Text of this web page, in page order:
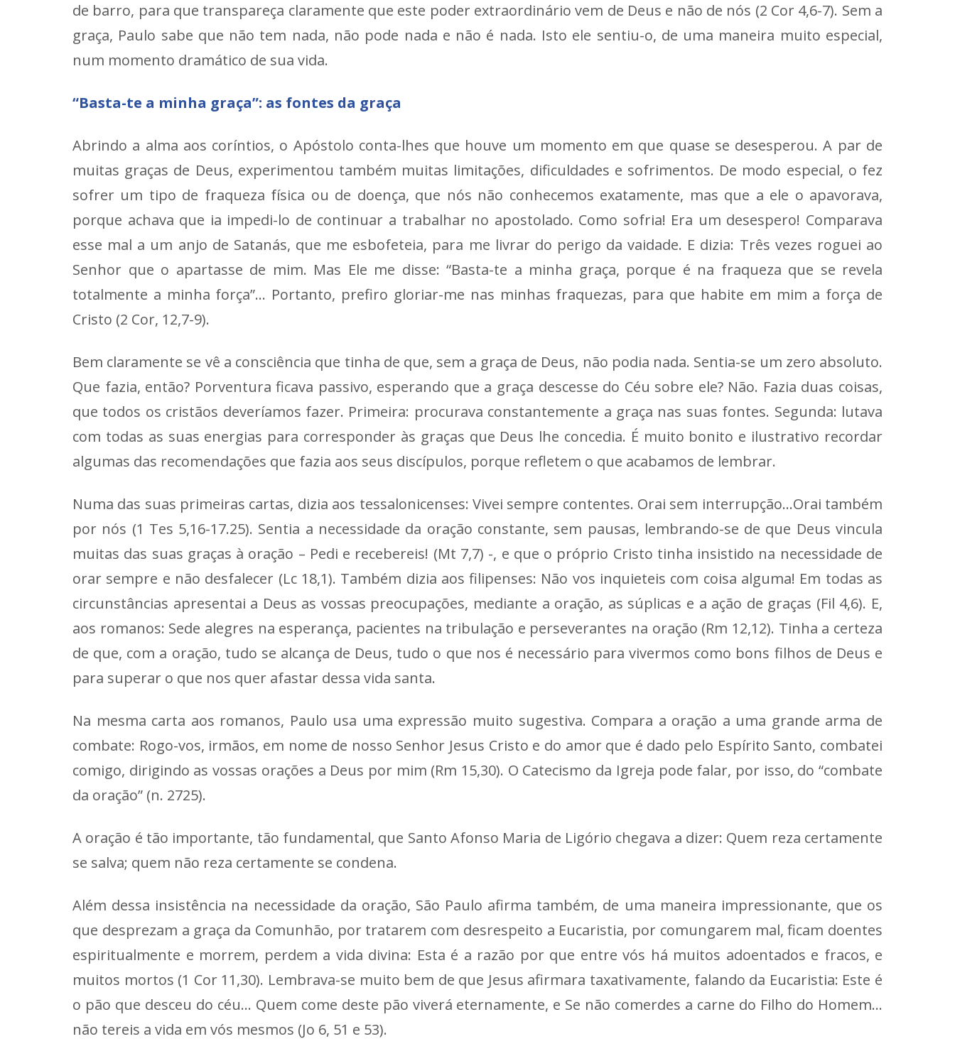
de barro, para que transpareça claramente que este poder extraordinário vem de Deus e não de nós (2 Cor 4,6-7). Sem a
graça, Paulo sabe que não tem nada, não pode nada e não é nada. Isto ele sentiu-o, de uma maneira muito especial,
num momento dramático de sua vida.
“Basta-te a minha graça”: as fontes da graça
Abrindo a alma aos coríntios, o Apóstolo conta-lhes que houve um momento em que quase se desesperou. A par de
muitas graças de Deus, experimentou também muitas limitações, dificuldades e sofrimentos. De modo especial, o fez
sofrer um tipo de fraqueza física ou de doença, que nós não conhecemos exatamente, mas que a ele o apavorava,
porque achava que ia impedi-lo de continuar a trabalhar no apostolado. Como sofria! Era um desespero! Comparava
esse mal a um anjo de Satanás, que me esbofeteia, para me livrar do perigo da vaidade. E dizia: Três vezes roguei ao
Senhor que o apartasse de mim. Mas Ele me disse: “Basta-te a minha graça, porque é na fraqueza que se revela
totalmente a minha força”… Portanto, prefiro gloriar-me nas minhas fraquezas, para que habite em mim a força de
Cristo (2 Cor, 12,7-9).
Bem claramente se vê a consciência que tinha de que, sem a graça de Deus, não podia nada. Sentia-se um zero absoluto.
Que fazia, então? Porventura ficava passivo, esperando que a graça descesse do Céu sobre ele? Não. Fazia duas coisas,
que todos os cristãos deveríamos fazer. Primeira: procurava constantemente a graça nas suas fontes. Segunda: lutava
com todas as suas energias para corresponder às graças que Deus lhe concedia. É muito bonito e ilustrativo recordar
algumas das recomendações que fazia aos seus discípulos, porque refletem o que acabamos de lembrar.
Numa das suas primeiras cartas, dizia aos tessalonicenses: Vivei sempre contentes. Orai sem interrupção…Orai também
por nós (1 Tes 5,16-17.25). Sentia a necessidade da oração constante, sem pausas, lembrando-se de que Deus vincula
muitas das suas graças à oração – Pedi e recebereis! (Mt 7,7) -, e que o próprio Cristo tinha insistido na necessidade de
orar sempre e não desfalecer (Lc 18,1). Também dizia aos filipenses: Não vos inquieteis com coisa alguma! Em todas as
circunstâncias apresentai a Deus as vossas preocupações, mediante a oração, as súplicas e a ação de graças (Fil 4,6). E,
aos romanos: Sede alegres na esperança, pacientes na tribulação e perseverantes na oração (Rm 12,12). Tinha a certeza
de que, com a oração, tudo se alcança de Deus, tudo o que nos é necessário para vivermos como bons filhos de Deus e
para superar o que nos quer afastar dessa vida santa.
Na mesma carta aos romanos, Paulo usa uma expressão muito sugestiva. Compara a oração a uma grande arma de
combate: Rogo-vos, irmãos, em nome de nosso Senhor Jesus Cristo e do amor que é dado pelo Espírito Santo, combatei
comigo, dirigindo as vossas orações a Deus por mim (Rm 15,30). O Catecismo da Igreja pode falar, por isso, do “combate
da oração” (n. 2725).
A oração é tão importante, tão fundamental, que Santo Afonso Maria de Ligório chegava a dizer: Quem reza certamente
se salva; quem não reza certamente se condena.
Além dessa insistência na necessidade da oração, São Paulo afirma também, de uma maneira impressionante, que os
que desprezam a graça da Comunhão, por tratarem com desrespeito a Eucaristia, por comungarem mal, ficam doentes
espiritualmente e morrem, perdem a vida divina: Esta é a razão por que entre vós há muitos adoentados e fracos, e
muitos mortos (1 Cor 11,30). Lembrava-se muito bem de que Jesus afirmara taxativamente, falando da Eucaristia: Este é
o pão que desceu do céu… Quem come deste pão viverá eternamente, e Se não comerdes a carne do Filho do Homem…
não tereis a vida em vós mesmos (Jo 6, 51 e 53).